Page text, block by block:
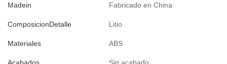
Madein Fabricado en China
ComposicionDetalle Litio
Materiales ABS
Acabados